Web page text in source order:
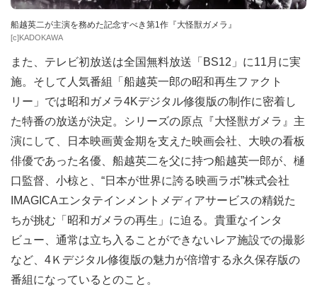
船越英二が主演を務めた記念すべき第1作『大怪獣ガメラ』
[c]KADOKAWA
また、テレビ初放送は全国無料放送「BS12」に11月に実
施。そして人気番組「船越英一郎の昭和再生ファクト
リー」では昭和ガメラ4Kデジタル修復版の制作に密着し
た特番の放送が決定。シリーズの原点『大怪獣ガメラ』主
演にして、日本映画黄金期を支えた映画会社、大映の看板
俳優であった名優、船越英二を父に持つ船越英一郎が、樋
口監督、小椋と、“日本が世界に誇る映画ラボ”株式会社
IMAGICAエンタテインメントメディアサービスの精鋭た
ちが挑む「昭和ガメラの再生」に迫る。貴重なインタ
ビュー、通常は立ち入ることができないレア施設での撮影
など、4Ｋデジタル修復版の魅力が倍増する永久保存版の
番組になっているとのこと。